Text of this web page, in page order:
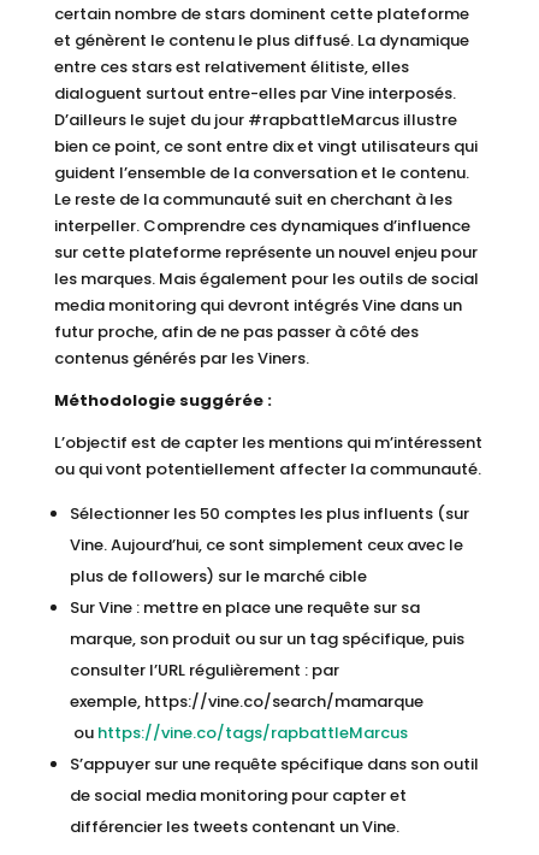
certain nombre de stars dominent cette plateforme
et génèrent le contenu le plus diffusé. La dynamique
entre ces stars est relativement élitiste, elles
dialoguent surtout entre-elles par Vine interposés.
D’ailleurs le sujet du jour #rapbattleMarcus illustre
bien ce point, ce sont entre dix et vingt utilisateurs qui
guident l’ensemble de la conversation et le contenu.
Le reste de la communauté suit en cherchant à les
interpeller. Comprendre ces dynamiques d’influence
sur cette plateforme représente un nouvel enjeu pour
les marques. Mais également pour les outils de social
media monitoring qui devront intégrés Vine dans un
futur proche, afin de ne pas passer à côté des
contenus générés par les Viners.
Méthodologie suggérée :
L’objectif est de capter les mentions qui m’intéressent
ou qui vont potentiellement affecter la communauté.
Sélectionner les 50 comptes les plus influents (sur
Vine. Aujourd’hui, ce sont simplement ceux avec le
plus de followers) sur le marché cible
Sur Vine : mettre en place une requête sur sa
marque, son produit ou sur un tag spécifique, puis
consulter l’URL régulièrement : par
exemple, https://vine.co/search/mamarque
ou https://vine.co/tags/rapbattleMarcus
S’appuyer sur une requête spécifique dans son outil
de social media monitoring pour capter et
différencier les tweets contenant un Vine.